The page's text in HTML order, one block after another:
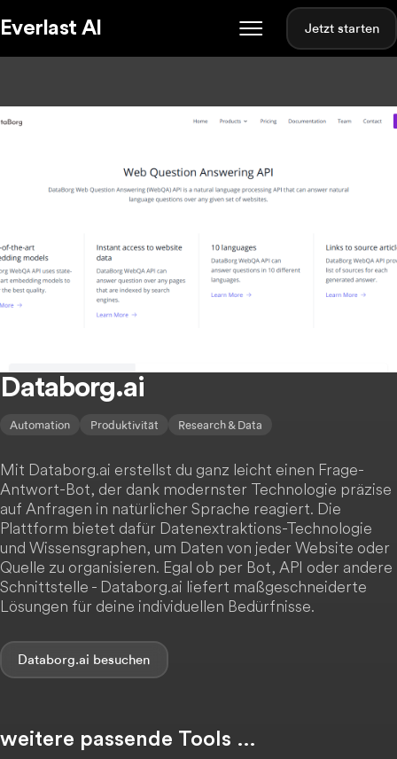
Everlast AI Jetzt starten
Databorg.ai
Automation Produktivität Research & Data
Mit Databorg.ai erstellst du ganz leicht einen Frage-
Antwort-Bot, der dank modernster Technologie präzise
auf Anfragen in natürlicher Sprache reagiert. Die
Plattform bietet dafür Datenextraktions-Technologie
und Wissensgraphen, um Daten von jeder Website oder
Quelle zu organisieren. Egal ob per Bot, API oder andere
Schnittstelle - Databorg.ai liefert maßgeschneiderte
Lösungen für deine individuellen Bedürfnisse.
Databorg.ai
weitere passende Tools …